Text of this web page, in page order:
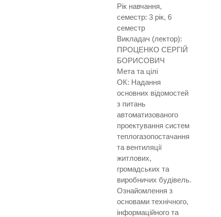
Рік навчання,
семестр: 3 рік, 6
семестр
Викладач (лектор):
ПРОЦЕНКО СЕРГІЙ
БОРИСОВИЧ
Мета та цілі
ОК: Надання
основних відомостей
з питань
автоматизованого
проектування систем
теплогазопостачання
та вентиляції
житлових,
громадських та
виробничих будівель.
Ознайомлення з
основами технічного,
інформаційного та